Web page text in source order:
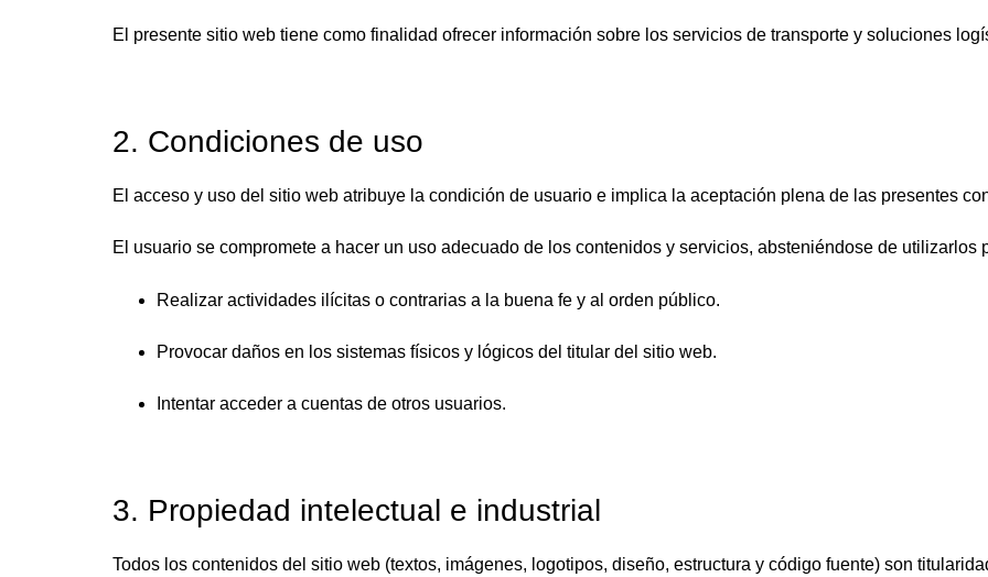
El presente sitio web tiene como finalidad ofrecer información sobre los servicios de transporte y soluciones
2. Condiciones de uso
El acceso y uso del sitio web atribuye la condición de usuario e implica la aceptación plena de las presentes
El usuario se compromete a hacer un uso adecuado de los contenidos y servicios, absteniéndose de utilizarlos
Realizar actividades ilícitas o contrarias a la buena fe y al orden público.
Provocar daños en los sistemas físicos y lógicos del titular del sitio web.
Intentar acceder a cuentas de otros usuarios.
3. Propiedad intelectual e industrial
Todos los contenidos del sitio web (textos, imágenes, logotipos, diseño, estructura y código fuente) son